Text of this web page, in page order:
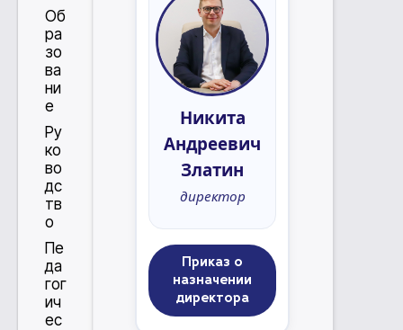
Об
ра
зо
ва
ни
е
Ру
ко
во
дс
тв
о
Пе
да
гог
ич
ес
Никита
Андреевич
Златин
директор
Приказ о
назначении
директора